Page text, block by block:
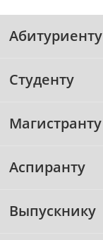
Абитуриенту
Студенту
Магистранту
Аспиранту
Выпускнику